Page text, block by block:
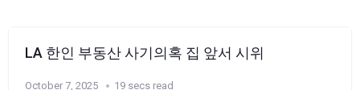
LA 한인 부동산 사기의혹 집 앞서 시위
October 7, 2025 19 secs read